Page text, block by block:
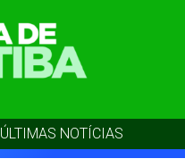
ÚLTIMAS NOTÍCIAS